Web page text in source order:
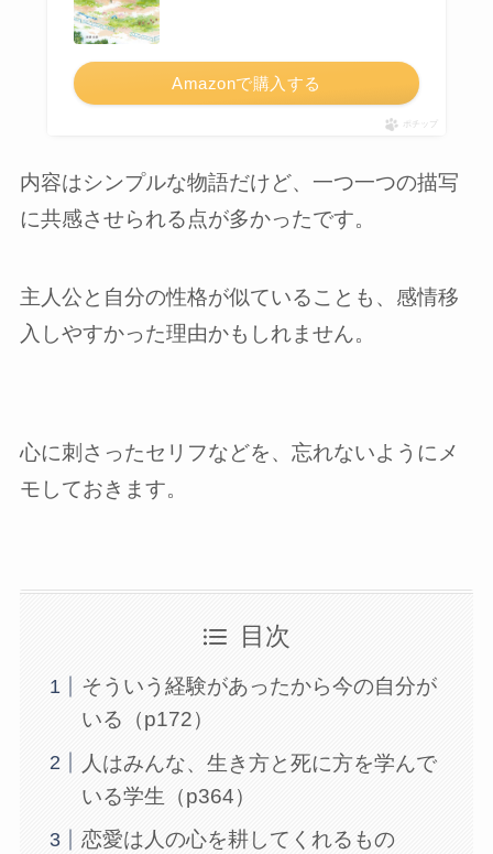
Amazonで購入する
ポチップ
内容はシンプルな物語だけど、一つ一つの描写
に共感させられる点が多かったです。
主人公と自分の性格が似ていることも、感情移
入しやすかった理由かもしれません。
心に刺さったセリフなどを、忘れないようにメ
モしておきます。
目次
そういう経験があったから今の自分が
いる（p172）
人はみんな、生き方と死に方を学んで
いる学生（p364）
恋愛は人の心を耕してくれるもの